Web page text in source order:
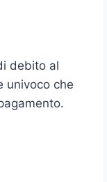
debito al
univoco che